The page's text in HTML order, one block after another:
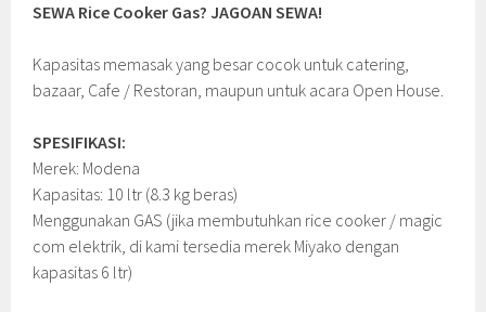
SEWA Rice Cooker Gas? JAGOAN SEWA!
Kapasitas memasak yang besar cocok untuk catering,
bazaar, Cafe / Restoran, maupun untuk acara Open House.
SPESIFIKASI:
Merek: Modena
Kapasitas: 10 ltr (8.3 kg beras)
Menggunakan GAS (jika membutuhkan rice cooker / magic
com elektrik, di kami tersedia merek Miyako dengan
kapasitas 6 ltr)